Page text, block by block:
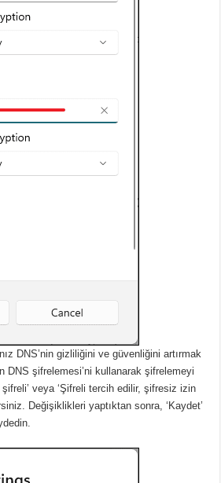
DNS’nin gizliliğini ve güvenliğini artırmak
DNS şifrelemesi’ni kullanarak şifrelemeyi
şifreli’ veya ‘Şifreli tercih edilir, şifresiz izin
Değişiklikleri yaptıktan sonra, ‘Kaydet’